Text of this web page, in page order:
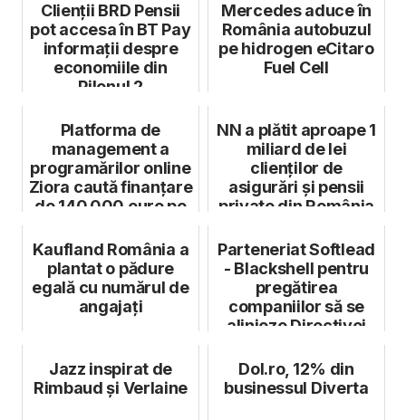
Clienții BRD Pensii
pot accesa în BT Pay
informații despre
economiile din
Pilonul 2
Mercedes aduce în
România autobuzul
pe hidrogen eCitaro
Fuel Cell
Platforma de
management a
programărilor online
Ziora caută finanțare
de 140.000 euro pe
NN a plătit aproape 1
miliard de lei
clienților de
asigurări și pensii
private din România
Kaufland România a
plantat o pădure
egală cu numărul de
angajați
Parteneriat Softlead
- Blackshell pentru
pregătirea
companiilor să se
alinieze Directivei
Jazz inspirat de
Rimbaud și Verlaine
Dol.ro, 12% din
businessul Diverta